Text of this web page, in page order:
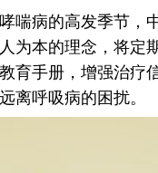
喘病的高发季节，
为本的理念，将定
育手册，增强治疗
离呼吸病的困扰。